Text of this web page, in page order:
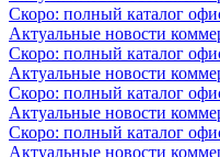
Скоро: полный каталог
Актуальные новости
Скоро: полный каталог
Актуальные новости
Скоро: полный каталог
Актуальные новости
Скоро: полный каталог
Актуальные новости